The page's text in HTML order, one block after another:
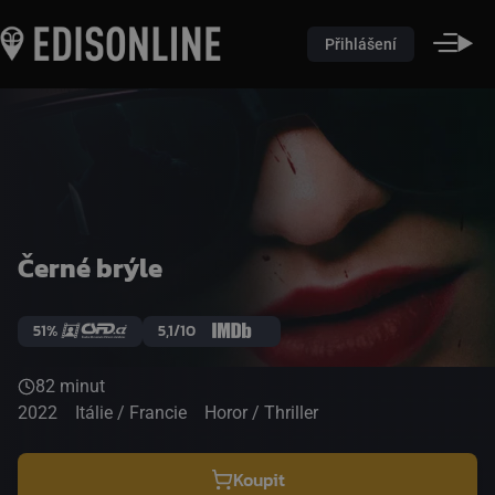
Přihlášení
Černé brýle
51% 5,1/10
82 minut
2022
Itálie / Francie Horor / Thriller
Koupit